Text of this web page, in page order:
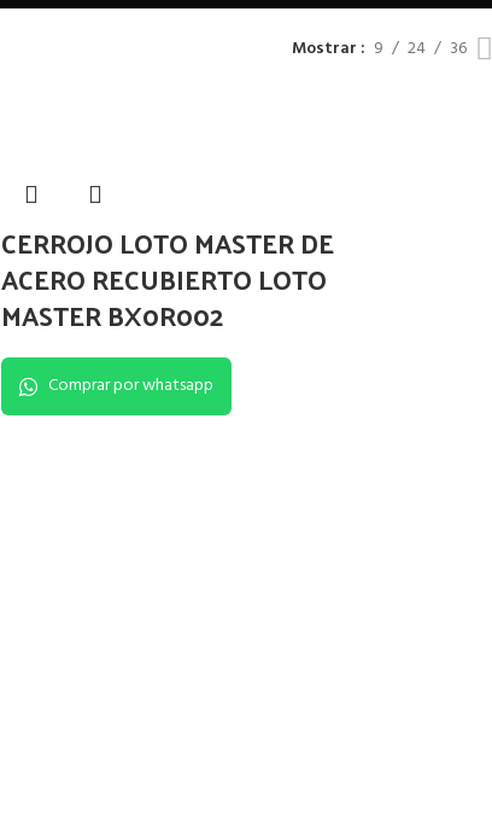
Mostrar 9 24 36
CERROJO LOTO MASTER DE
ACERO RECUBIERTO LOTO
MASTER BX0R002
Comprar por whatsapp